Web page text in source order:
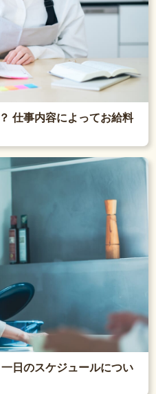
仕事内容によってお給料
日のスケジュールについ